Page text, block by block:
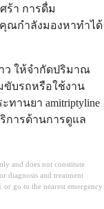
ร้า การดื่ม
ณกำลังมองหาทำได้
ว ให้จำกัดปริมาณ
บรถหรือใช้งาน
านยา amitriptyline
การด้านการดูแล
and does not constitute
diagnosis and treatment
go to the nearest emergency